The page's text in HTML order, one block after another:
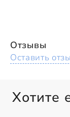
Отзывы
Оставить
Хотите